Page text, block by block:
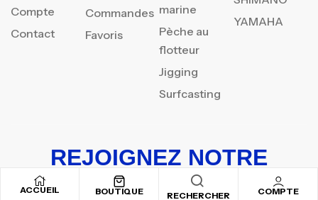
ACCUEIL BOUTIQUE RECHERCHER COMPTE
Compte
Contact
Commandes
Favoris
marine
Pèche au
flotteur
Jigging
Surfcasting
YAMAHA
REJOIGNEZ NOTRE
NEWSLETTER